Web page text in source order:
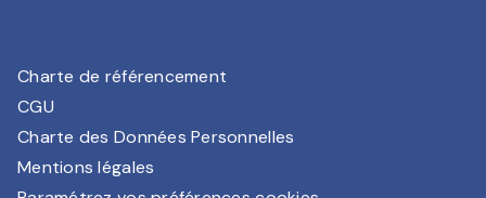
Charte de référencement
CGU
Charte des Données Personnelles
Mentions légales